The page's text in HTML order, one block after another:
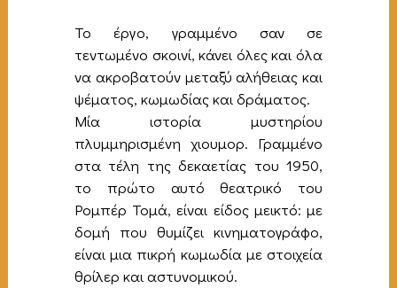
Το έργο, γραμμένο σαν σε
τεντωμένο σκοινί, κάνει όλες και όλα
να ακροβατούν μεταξύ αλήθειας και
ψέματος, κωμωδίας και δράματος.
Μία ιστορία μυστηρίου
πλυμμηρισμένη χιουμορ. Γραμμένο
στα τέλη της δεκαετίας του 1950,
το πρώτο αυτό θεατρικό του
Ρομπέρ Τομά, είναι είδος μεικτό: με
δομή που θυμίζει κινηματογράφο,
είναι μια πικρή κωμωδία με στοιχεία
θρίλερ και αστυνομικού.